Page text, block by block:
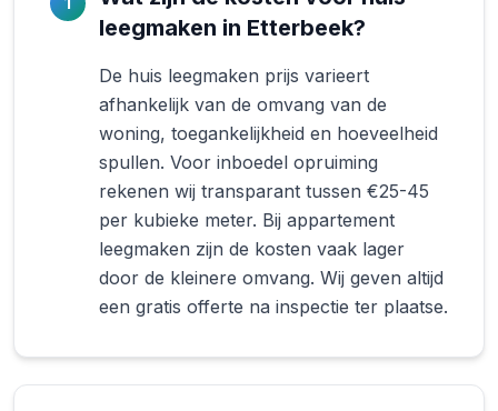
leegmaken in Etterbeek?
De huis leegmaken prijs varieert
afhankelijk van de omvang van de
woning, toegankelijkheid en hoeveelheid
spullen. Voor inboedel opruiming
rekenen wij transparant tussen €25-45
per kubieke meter. Bij appartement
leegmaken zijn de kosten vaak lager
door de kleinere omvang. Wij geven altijd
een gratis offerte na inspectie ter plaatse.